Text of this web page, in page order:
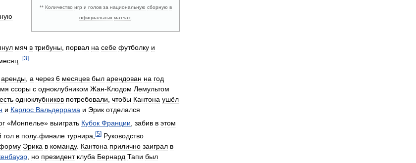
** Количество игр и голов за национальную сборную в
официальных матчах.
мяч в трибуны, порвал на себе футболку и
[3]
аренды а через 6 месяцев был арендован на год
ссоры с одноклубником Жан-Клодом Лемультом
одноклубников потребовали чтобы Кантона ушёл
и Карлос Вальдеррама и Эрик отделался
«Монпелье» выиграть Кубок Франции забив в этом
гол в полу-финале турнира [5] Руководство
Эрика в команду. Кантона прилично заиграл в
, но президент клуба Бернард Тапи был